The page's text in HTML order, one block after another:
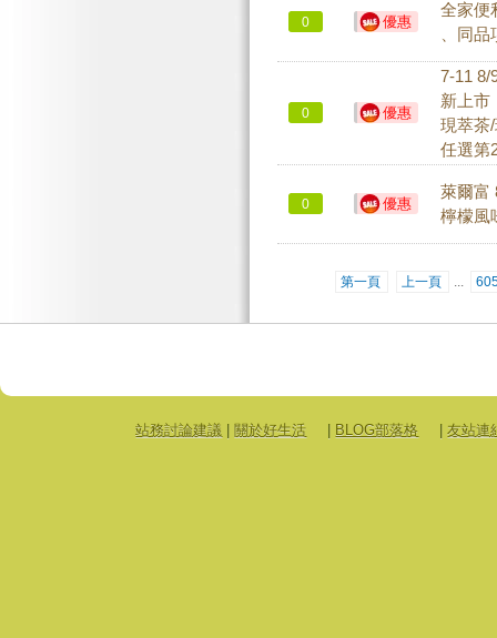
0 優惠
全家便
、同
0 優惠
7-11 8/
新上市
現萃茶
任選第
0 優惠
萊爾富
檸檬風
第一頁 上一頁 ...
站務討論建議 關於好生活 BLOG部落格 |友站連